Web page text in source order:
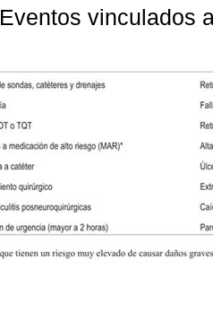
Eventos vinculados